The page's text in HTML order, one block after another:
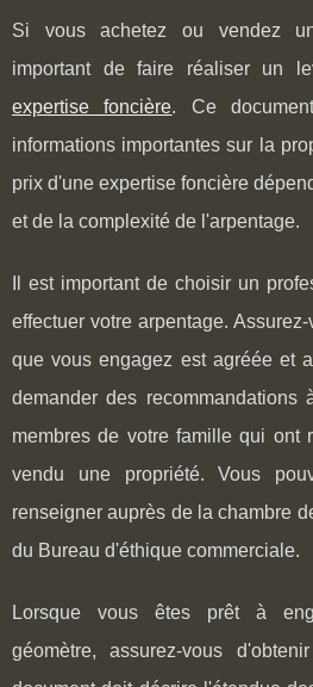
Si vous achetez ou vendez
important de faire réaliser un
expertise foncière. Ce
informations importantes sur la
prix d'une expertise foncière
et de la complexité de l'arpentage.
Il est important de choisir un
effectuer votre arpentage.
que vous engagez est agréée et
demander des
membres de votre famille qui ont
vendu une propriété. Vous
renseigner auprès de la chambre
du Bureau d'éthique commerciale.
Lorsque vous êtes prêt à
géomètre, assurez-vous